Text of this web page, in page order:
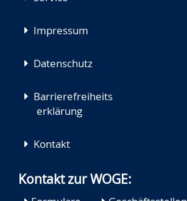
Impressum
Datenschutz
Barrierefreiheits
erklärung
Kontakt
Kontakt zur WOGE: